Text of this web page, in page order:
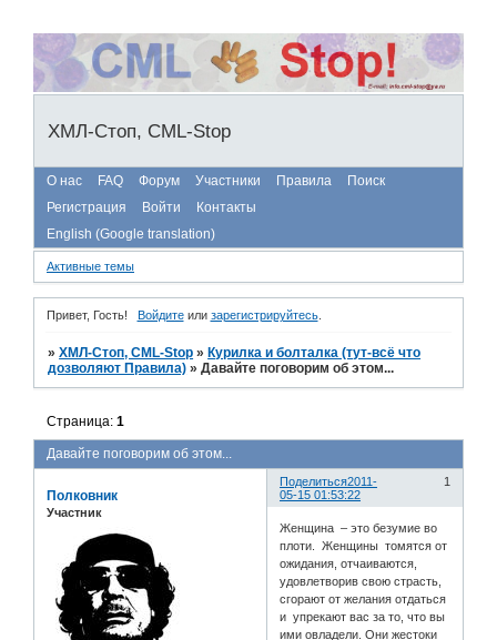
ХМЛ-Стоп, CML-Stop
О нас FAQ Форум Участники Правила
Поиск
Регистрация
Войти
Контакты
English (Google translation)
Активные темы
Привет, Гость! Войдитеили зарегистрируйтесь.
»ХМЛ-Стоп, CML-Stop » Курилка и болталка (тут-всё что
дозволяют Правила) »Давайте поговорим об этом...
Давайте поговорим об этом...
Страница:1
Поделиться 1
2011-
05-15 01:53:22
Полковник
Участник
Женщина – это безумие во
плоти. Женщины томятся от
ожидания, отчаиваются,
удовлетворив свою страсть,
сгорают от желания отдаться
и упрекают вас за то, что вы
ими овладели. Они жестоки